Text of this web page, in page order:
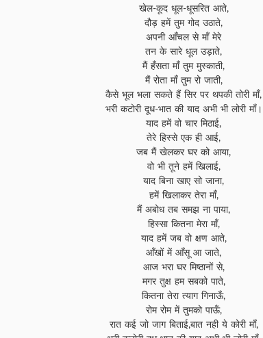
खेल-कूद धूल-धूसरित आते,
दौड़ हमें तुम गोद उठाते,
अपनी आँचल से माँ मेरे
तन के सारे धूल उड़ाते,
मैं हँसता माँ तुम मुस्काती,
मैं रोता माँ तुम रो जाती,
कैसे भूल भला सकते हैं सिर पर थपकी तोरी माँ,
भरी कटोरी दूध-भात की याद अभी भी लोरी माँ।
याद हमें वो चार मिठाई,
तेरे हिस्से एक ही आई,
जब मैं खेलकर घर को आया,
वो भी तूने हमें खिलाई,
याद बिना खाए सो जाना,
हमें खिलाकर तेरा माँ,
मैं अबोध तब समझ ना पाया,
हिस्सा कितना मेरा माँ,
याद हमें जब वो क्षण आते,
आँखों में आँसू आ जाते,
आज भरा घर मिष्ठानों से,
मगर तुक्ष हम सबको पाते,
कितना तेरा त्याग गिनाऊँ,
रोम रोम में तुमको पाऊँ,
रात कई जो जाग बिताई,बात नही ये कोरी माँ,